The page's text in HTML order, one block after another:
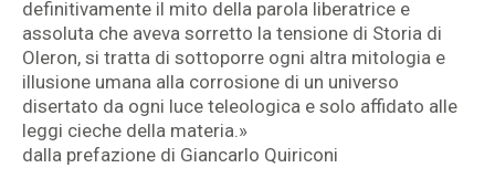
definitivamente il mito della parola liberatrice e
assoluta che aveva sorretto la tensione di Storia di
Oleron, si tratta di sottoporre ogni altra mitologia e
illusione umana alla corrosione di un universo
disertato da ogni luce teleologica e solo affidato alle
leggi cieche della materia.»
dalla prefazione di Giancarlo Quiriconi